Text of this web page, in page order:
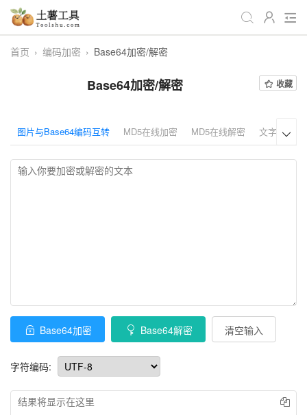
视频处理
首页 › 编码加密 › Base64加密/解密
Base64加密/解密 收藏
图片与Base64编码互转 MD5在线加密 MD5在线解密 文字隐写工

Base64加密 Base64解密 清空输入
字符编码: